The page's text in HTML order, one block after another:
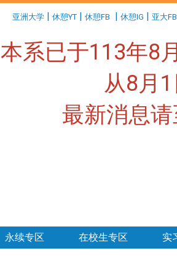
亚洲大学 | 休憩YT | 休憩FB | 休憩IG | 亚大FB
本系已于113年8
从8月
最新消息请
永续专区 在校生专区 实